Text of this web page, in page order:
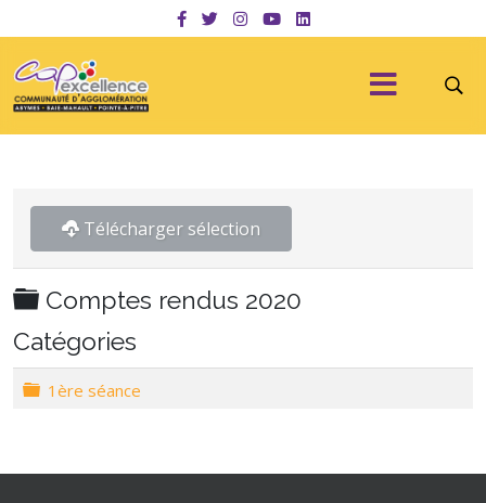
Télécharger sélection
Dossier
Comptes rendus 2020
Catégories
Dossier
1ère séance